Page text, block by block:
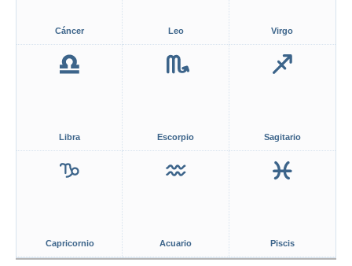
Cáncer Leo Virgo
Libra Escorpio Sagitario
Capricornio Acuario Piscis